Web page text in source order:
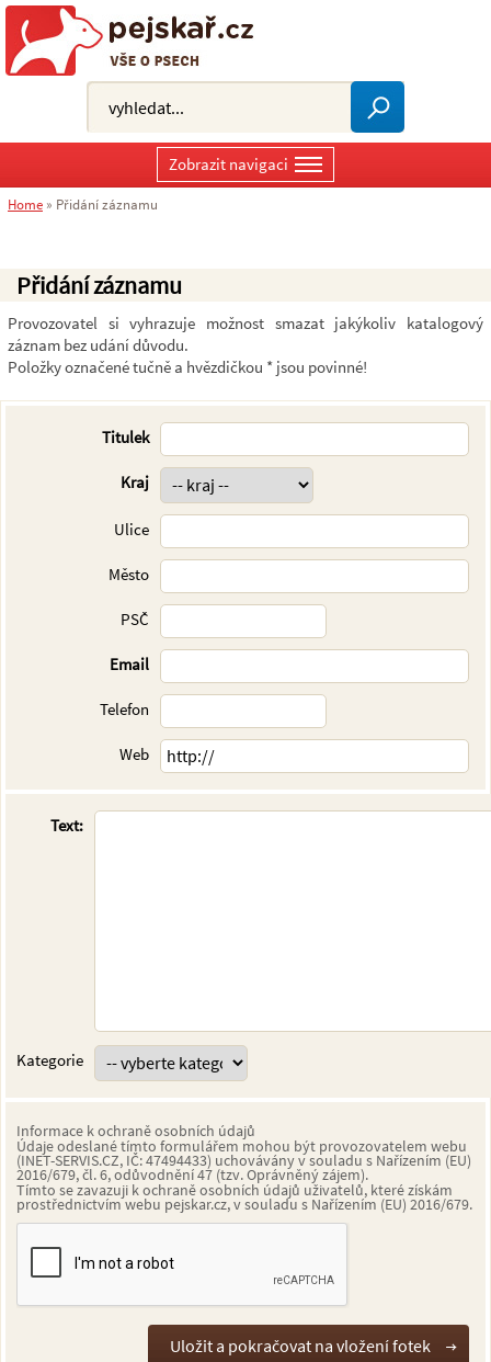
Přidání záznamu
Provozovatel si vyhrazuje možnost smazat jakýkoliv katalogový
záznam bez udání důvodu.
Položky označené tučně a hvězdičkou * jsou povinné!
Titulek
Kraj
Ulice
Město
PSČ
Email
Telefon
Web
Text:
Kategorie
Informace k ochraně osobních údajů
Údaje odeslané tímto formulářem mohou být provozovatelem webu
(INET-SERVIS.CZ, IČ: 47494433) uchovávány v souladu s Nařízením (EU)
2016/679, čl. 6, odůvodnění 47 (tzv. Oprávněný zájem).
Tímto se zavazuji k ochraně osobních údajů uživatelů, které získám
prostřednictvím webu pejskar.cz, v souladu s Nařízením (EU) 2016/679.
Zobrazit navigaci
Home » Přidání záznamu